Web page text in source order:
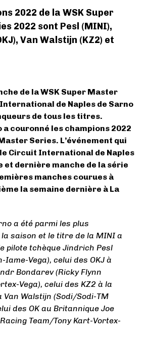
2022 de la WSK Super
2022 sont Pesl (MINI),
Van Walstijn (KZ2) et
de la WSK Super Master
de Naples de Sarno
de tous les titres.
a couronné les champions 2022
Series. L’événement qui
Circuit International de Naples
et dernière manche de la série
manches courues à
la semaine dernière à La
a été parmi les plus
saison et le titre de la MINI a
pilote tchèque Jindrich Pesl
Vega), celui des OKJ à
Bondarev (Ricky Flynn
Vega), celui des KZ2 à la
Van Walstijn (Sodi/Sodi-TM
des OK au Britannique Joe
Team/Tony Kart-Vortex-